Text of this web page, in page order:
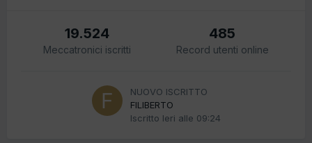
19.524
Meccatronici iscritti
485
Record utenti online
NUOVO ISCRITTO
FILIBERTO
Iscritto Ieri alle 09:24